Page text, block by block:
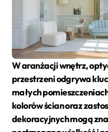
W aranżacji wnętrz,
przestrzeni odgrywa
małych
kolorów ścianoraz
dekoracyjnych mogą